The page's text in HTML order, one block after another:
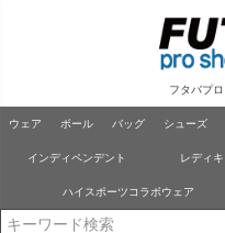
フタバプ
ウェア ボール バッグ シューズ
インディペンデント レディ
ハイスポーツコラボウェア